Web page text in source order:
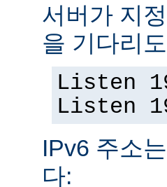
서버가 지
을 기다리
Listen
Listen
IPv6 주소
다: